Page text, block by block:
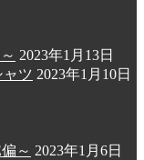
2023年1月13日
ャツ 2023年1月10日
～ 2023年1月6日